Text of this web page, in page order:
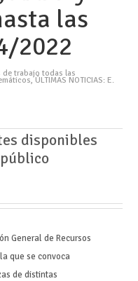
las
2022
de trabajo todas las
,ÚLTIMAS NOTICIAS: E.
disponibles
General de Recursos
que se convoca
de distintas